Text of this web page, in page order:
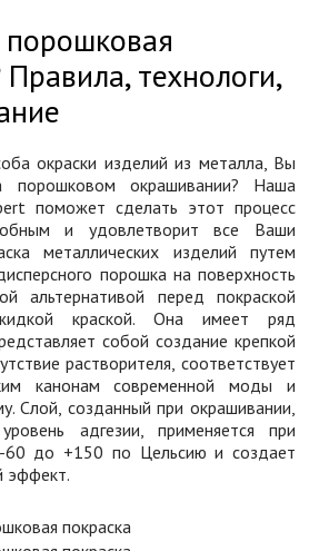
порошковая
Правила, технологи,
окраски изделий из металла, Вы
порошковом окрашивании? Наша
поможет сделать этот процесс
и удовлетворит все Ваши
металлических изделий путем
порошка на поверхность
альтернативой перед покраской
краской. Она имеет ряд
собой создание крепкой
растворителя, соответствует
канонам современной моды и
Слой, созданный при окрашивании,
адгезии, применяется при
60 до +150 по Цельсию и создает
эффект.